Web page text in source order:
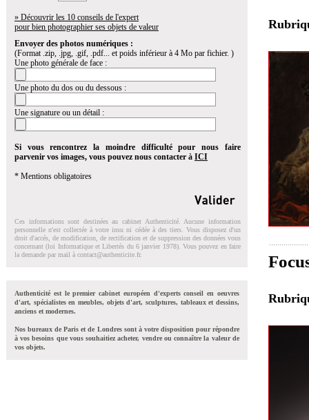
» Découvrir les 10 conseils de l'expert
pour bien photographier ses objets de valeur
Envoyer des photos numériques :
(Format .zip, .jpg, .gif, .pdf... et poids inférieur à 4 Mo par fichier. )
Une photo générale de face :
Une photo du dos ou du dessous :
Une signature ou un détail :
Si vous rencontrez la moindre difficulté pour nous faire
parvenir vos images, vous pouvez nous contacter à ICI
* Mentions obligatoires
Ces informations sont destinées au cabinet Authenticité. Aucune information
personnelle n'est collectée à votre insu ni cédée à des tiers. Vous disposez d'un
droit d'accés, de modification, de rectification et de suppression des données vous
concernant (loi Informatique et Libertés du 6 janvier 1978). Vous pouvez en faire
la demande par mail à contact@authenticite.fr.
Authenticité est le premier cabinet européen d'experts conseil en oeuvres
d'art, spécialistes en meubles, objets d'art, sculptures, tableaux et dessins,
anciens et modernes.
Nos bureaux de Paris et de Londres sont à votre disposition pour répondre
à vos besoins que vous souhaitiez acheter, vendre ou connaître la valeur de
vos objets.